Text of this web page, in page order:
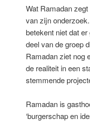
Wat Ramadan
van zijn
betekent niet dat
deel van de groep
Ramadan ziet nog
de realiteit in een
stemmende
Ramadan is
‘burgerschap en